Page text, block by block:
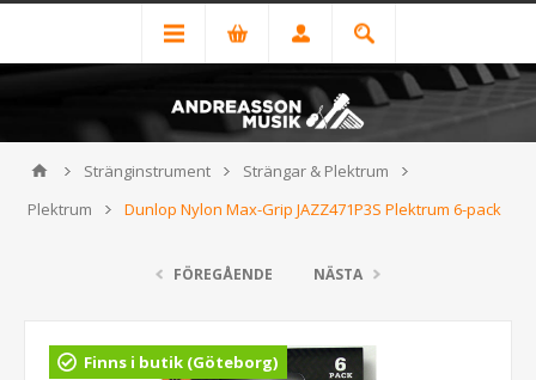
Stränginstrument
Strängar & Plektrum
Plektrum
Dunlop Nylon Max-Grip JAZZ471P3S Plektrum 6-pack
FÖREGÅENDE NÄSTA
Finns i butik (Göteborg)